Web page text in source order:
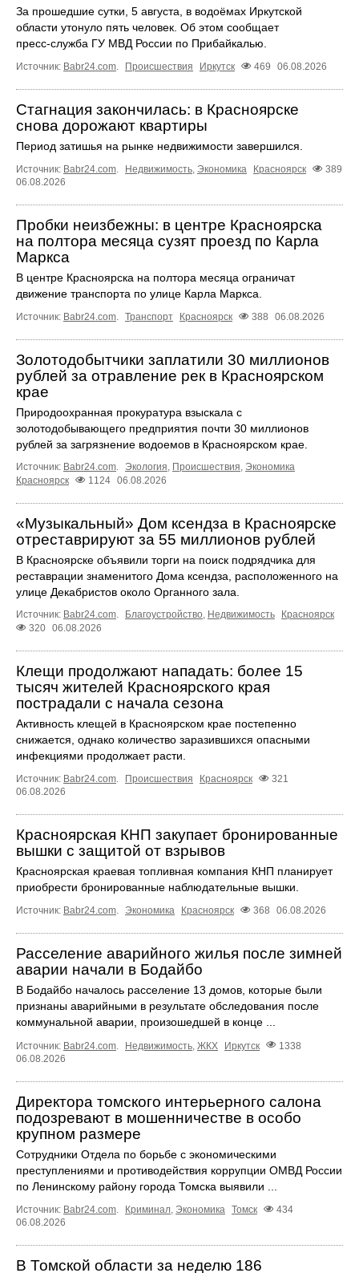
За прошедшие сутки, 5 августа, в водоёмах Иркутской
области утонуло пять человек. Об этом сообщает
пресс‑служба ГУ МВД России по Прибайкалью.
Источник: Babr24.com Происшествия Иркутск 469 06.08.2026
Стагнация закончилась: в Красноярске
снова дорожают квартиры
Период затишья на рынке недвижимости завершился.
Источник: Babr24.com. Недвижимость, Экономика Красноярск
389
06.08.2026
Пробки неизбежны: в центре Красноярска
на полтора месяца сузят проезд по Карла
Маркса
В центре Красноярска на полтора месяца ограничат
движение транспорта по улице Карла Маркса.
Источник: Babr24.com. Транспорт Красноярск 388 06.08.2026
Золотодобытчики заплатили 30 миллионов
рублей за отравление рек в Красноярском
крае
Природоохранная прокуратура взыскала с
золотодобывающего предприятия почти 30 миллионов
рублей за загрязнение водоемов в Красноярском крае.
Источник: Babr24.com. Экология, Происшествия, Экономика
Красноярск
1124 06.08.2026
«Музыкальный» Дом ксендза в Красноярске
отреставрируют за 55 миллионов рублей
В Красноярске объявили торги на поиск подрядчика для
реставрации знаменитого Дома ксендза, расположенного на
улице Декабристов около Органного зала.
Источник: Babr24.com. Благоустройство, Недвижимость
Красноярск
320 06.08.2026
Клещи продолжают нападать: более 15
тысяч жителей Красноярского края
пострадали с начала сезона
Активность клещей в Красноярском крае постепенно
снижается, однако количество заразившихся опасными
инфекциями продолжает расти.
Источник: Babr24.com. Происшествия Красноярск
321
06.08.2026
Красноярская КНП закупает бронированные
вышки с защитой от взрывов
Красноярская краевая топливная компания КНП планирует
приобрести бронированные наблюдательные вышки.
Источник: Babr24.com. Экономика Красноярск 368 06.08.2026
Расселение аварийного жилья после зимней
аварии начали в Бодайбо
В Бодайбо началось расселение 13 домов, которые были
признаны аварийными в результате обследования после
коммунальной аварии, произошедшей в конце ...
Источник: Babr24.com Недвижимость ЖКХ Иркутск
1338
06.08.2026
Директора томского интерьерного салона
подозревают в мошенничестве в особо
крупном размере
Сотрудники Отдела по борьбе с экономическими
преступлениями и противодействия коррупции ОМВД России
по Ленинскому району города Томска выявили ...
Источник: Babr24.com Криминал Экономика Томск
434
06.08.2026
В Томской области за неделю 186